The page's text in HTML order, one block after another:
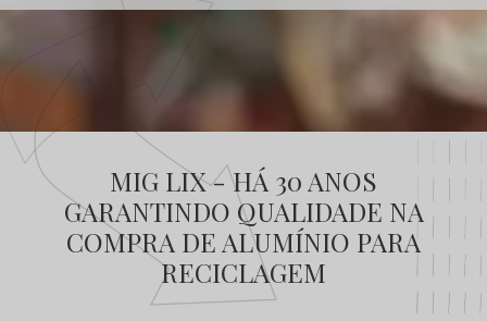
MIG LIX - HÁ 30 ANOS
GARANTINDO QUALIDADE NA
COMPRA DE ALUMÍNIO PARA
RECICLAGEM